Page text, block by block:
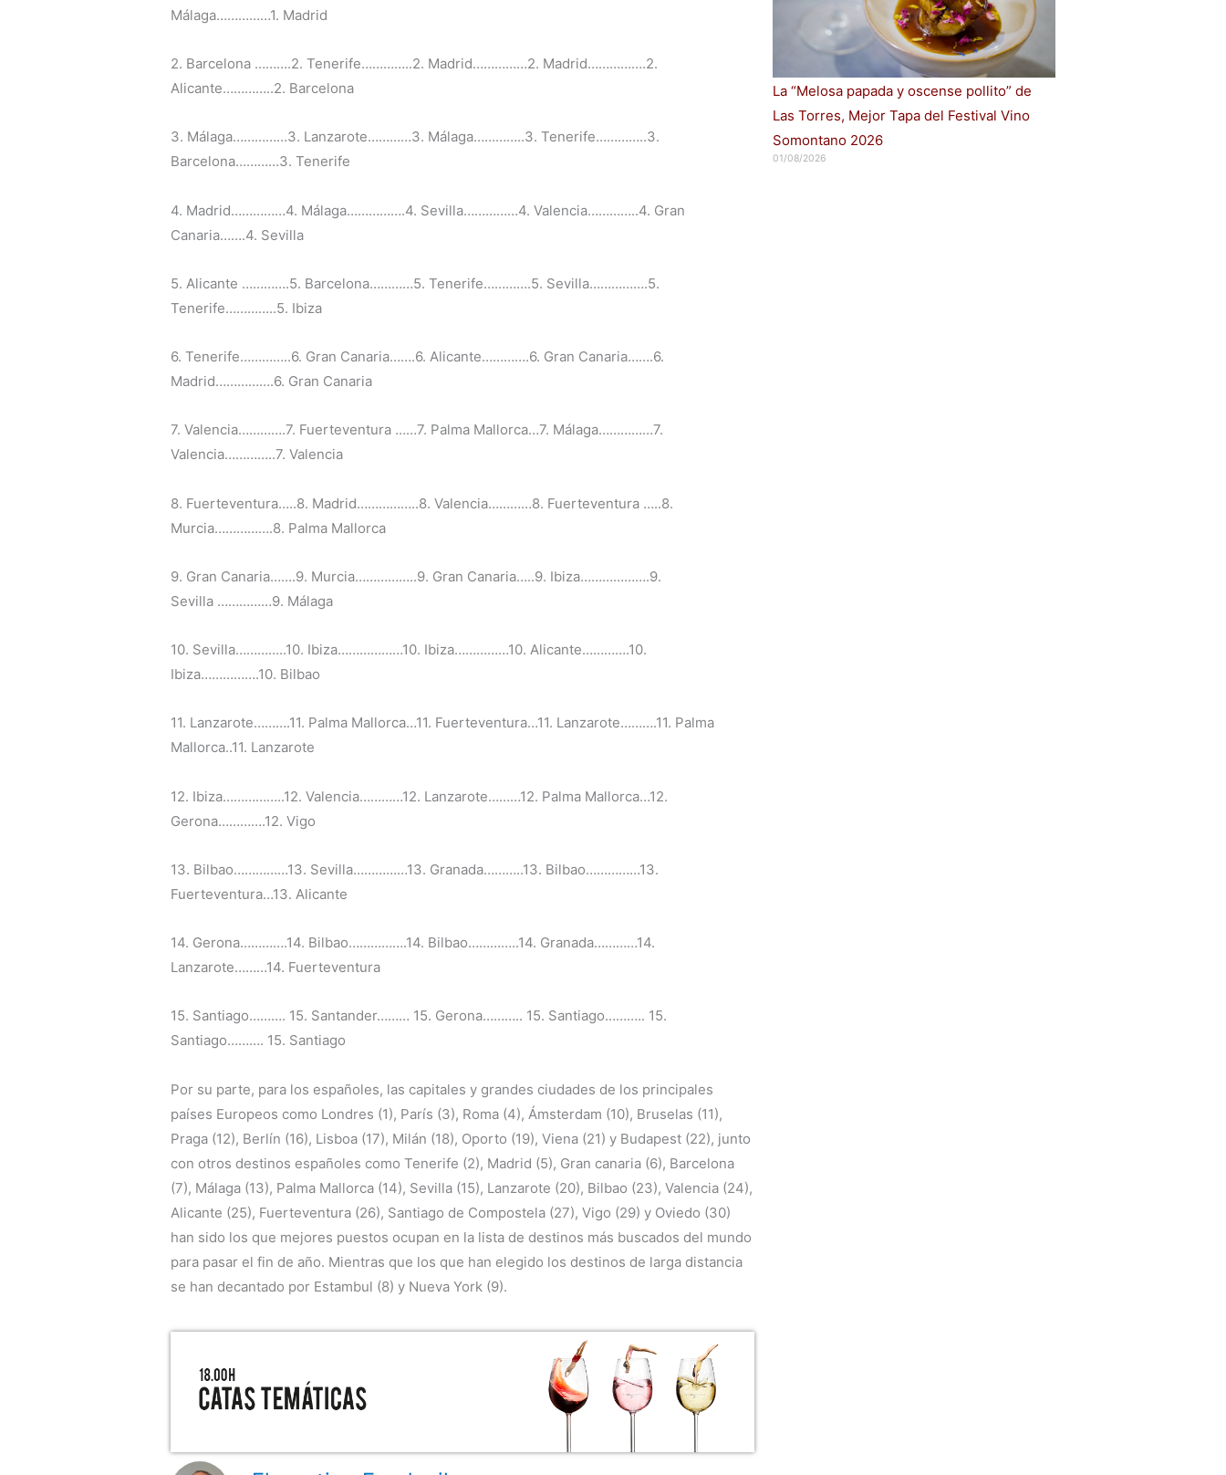
Málaga……………1. Madrid
2. Barcelona ……….2. Tenerife…………..2. Madrid……………2. Madrid…………….2.
Alicante…………..2. Barcelona
3. Málaga……………3. Lanzarote…………3. Málaga…………..3. Tenerife…………..3.
Barcelona…………3. Tenerife
4. Madrid……………4. Málaga…………….4. Sevilla……………4. Valencia…………..4. Gran
Canaria…….4. Sevilla
5. Alicante ………….5. Barcelona…………5. Tenerife………….5. Sevilla…………….5.
Tenerife…………..5. Ibiza
6. Tenerife…………..6. Gran Canaria…….6. Alicante………….6. Gran Canaria…….6.
Madrid…………….6. Gran Canaria
7. Valencia………….7. Fuerteventura ……7. Palma Mallorca…7. Málaga……………7.
Valencia…………..7. Valencia
8. Fuerteventura…..8. Madrid……………..8. Valencia…………8. Fuerteventura …..8.
Murcia…………….8. Palma Mallorca
9. Gran Canaria…….9. Murcia……………..9. Gran Canaria…..9. Ibiza……………….9.
Sevilla ……………9. Málaga
10. Sevilla…………..10. Ibiza………………10. Ibiza……………10. Alicante………….10.
Ibiza…………….10. Bilbao
11. Lanzarote……….11. Palma Mallorca…11. Fuerteventura…11. Lanzarote……….11. Palma
Mallorca..11. Lanzarote
12. Ibiza……………..12. Valencia…………12. Lanzarote………12. Palma Mallorca…12.
Gerona………….12. Vigo
13. Bilbao……………13. Sevilla……………13. Granada………..13. Bilbao……………13.
Fuerteventura…13. Alicante
14. Gerona………….14. Bilbao…………….14. Bilbao…………..14. Granada…………14.
Lanzarote………14. Fuerteventura
15. Santiago………. 15. Santander……… 15. Gerona……….. 15. Santiago……….. 15.
Santiago………. 15. Santiago
Por su parte, para los españoles, las capitales y grandes ciudades de los principales
países Europeos como Londres (1), París (3), Roma (4), Ámsterdam (10), Bruselas (11),
Praga (12), Berlín (16), Lisboa (17), Milán (18), Oporto (19), Viena (21) y Budapest (22), junto
con otros destinos españoles como Tenerife (2), Madrid (5), Gran canaria (6), Barcelona
(7), Málaga (13), Palma Mallorca (14), Sevilla (15), Lanzarote (20), Bilbao (23), Valencia (24),
Alicante (25), Fuerteventura (26), Santiago de Compostela (27), Vigo (29) y Oviedo (30)
han sido los que mejores puestos ocupan en la lista de destinos más buscados del mundo
para pasar el fin de año. Mientras que los que han elegido los destinos de larga distancia
se han decantado por Estambul (8) y Nueva York (9).
La “Melosa papada y oscense pollito” de
Las Torres, Mejor Tapa del Festival Vino
Somontano 2026
01/08/2026